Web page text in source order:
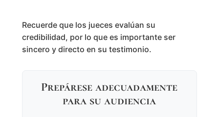
Recuerde que los jueces evalúan su
credibilidad, por lo que es importante ser
sincero y directo en su testimonio.
Prepárese adecuadamente
para su audiencia